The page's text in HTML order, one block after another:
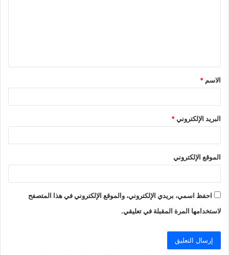
ق
*
الاسم *
البريد الإلكتروني*
الموقع الإلكتروني
احفظ اسمي، بريدي الإلكتروني، والموقع الإلكتروني في هذا المتصفح
لاستخدامها المرة المقبلة في تعليقي.